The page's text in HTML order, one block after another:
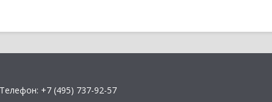
Телефон: +7 (495) 737-92-57